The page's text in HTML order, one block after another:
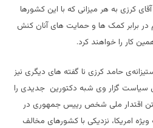
کرزی به هر میزانی که با این کشورها
در برابر کمک ها و حمایت های آنان کنش
کار را خواهند کرد.
حامد کرزی نا گفته های دیگری نیز
سیاست گزار وی شبه دکتورین جدیدی را
اقتدار ملی شخص رییس جمهوری در
ویژه امریکا، نزدیکی با کشورهای مخالف